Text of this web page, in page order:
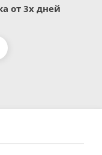
от 3х дней